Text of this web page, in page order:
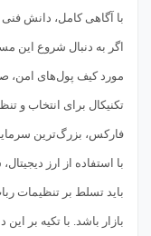
با آگاهی کامل، دانش
اگر به دنبال شروع این
مورد کیف پول‌های امن،
تکنیکال برای انتخاب و
فارکس، بزرگ‌ترین
با استفاده از ارز
باید تسلط بر تنظیمات
بازار باشد. با تکیه بر